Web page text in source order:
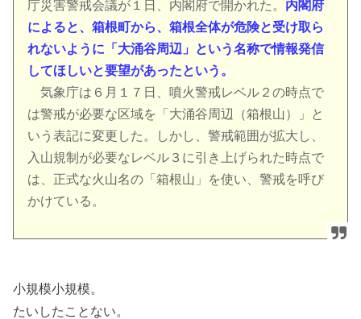
庁災害警戒会議が１日、内閣府で開かれた。 内閣府
によると、箱根町から、箱根全体が危険と受け取ら
れないように「大涌谷周辺」という名称で情報発信
してほしいと要望があったという。
気象庁は６月１７日、噴火警戒レベル２の時点で
は警戒が必要な区域を「大涌谷周辺（箱根山）」と
いう表記に変更した。しかし、警戒範囲が拡大し、
入山規制が必要なレベル３に引き上げられた時点で
は、正式な火山名の「箱根山」を使い、警戒を呼び
かけている。
小規模小規模。
たいしたことない。